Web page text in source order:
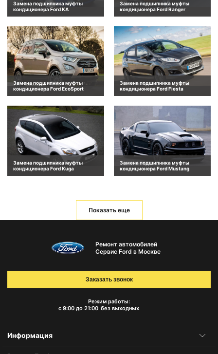
Замена подшипника муфты
кондиционера Ford KA
Замена подшипника муфты
кондиционера Ford Ranger
Замена подшипника муфты
кондиционера Ford EcoSport
Замена подшипника муфты
кондиционера Ford Fiesta
Замена подшипника муфты
кондиционера Ford Kuga
Замена подшипника муфты
кондиционера Ford Mustang
Показать еще
Ремонт автомобилей
Сервис Ford в Москве
Режим работы:
с 9:00 до 21:00 без выходных
Заказать звонок
Информация